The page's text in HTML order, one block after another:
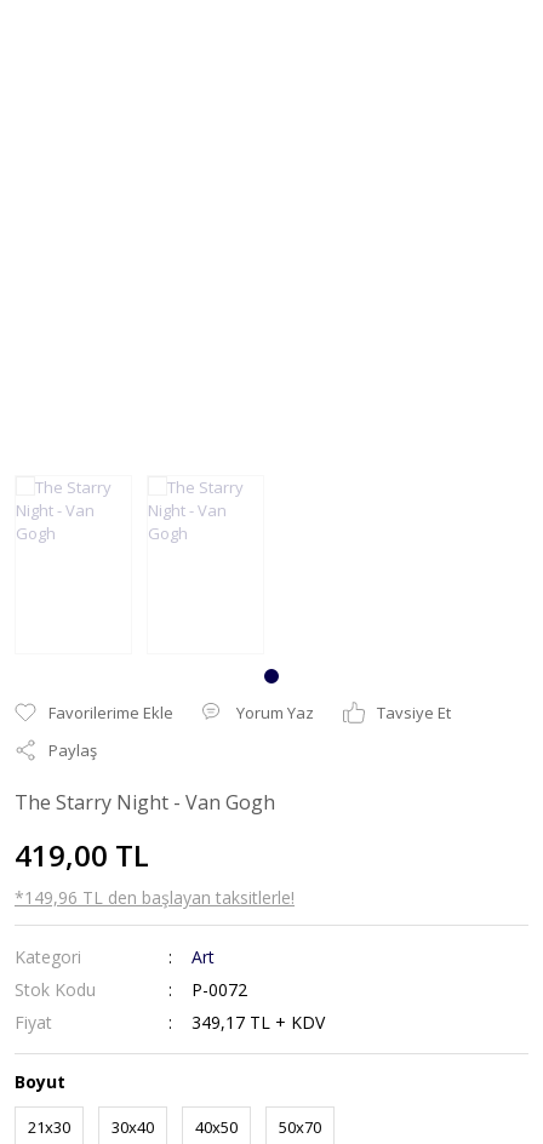
Yorum Yaz
Tavsiye Et
Paylaş
The Starry Night - Van Gogh
419,00 TL
*149,96 TL den başlayan taksitlerle!
Kategori
Art
Stok Kodu
P-0072
Fiyat
349,17 TL + KDV
Boyut
21x30 30x40 40x50 50x70